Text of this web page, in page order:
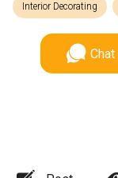
Interior Decorating
Chat